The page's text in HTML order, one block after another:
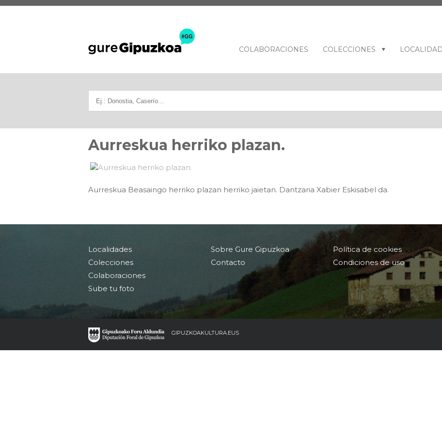
COLABORACIONES COLECCIONES
Aurreskua herriko plazan.
Aurreskua Beasaingo herriko plazan herriko jaietan. Dantzaria Xabier Eskisabel da.
Localidades
Colecciones
Colaboraciones
Sube tu foto
Sobre Gure Gipuzkoa
Contacto
Política de cookies
Condiciones de uso
GIPUZKOAKULTURA.EUS